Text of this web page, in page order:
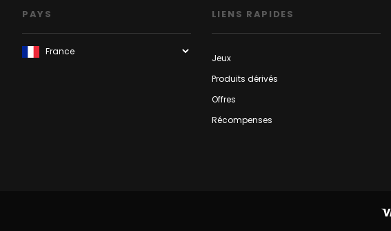
PAYS LIENS RAPIDES
Jeux
Produits dérivés
Offres
Récompenses